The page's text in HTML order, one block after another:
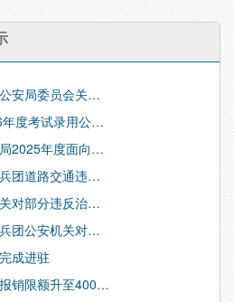
会主义现代化强国，关键在科技
安局委员会关…
年度考试录用公…
2025年度面向…
团道路交通违…
对部分违反治…
团公安机关对…
成进驻
销限额升至400…